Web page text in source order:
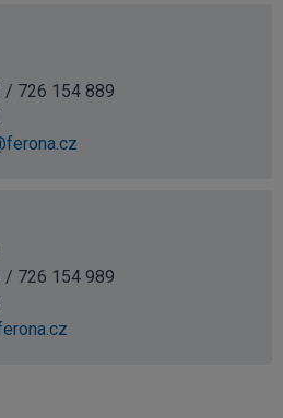
/ 726 154 889
/ 726 154 989